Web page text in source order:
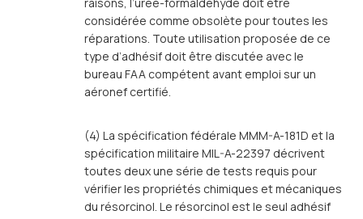
considérée comme obsolète pour toutes les
réparations. Toute utilisation proposée de ce
type d’adhésif doit être discutée avec le
bureau FAA compétent avant emploi sur un
aéronef certifié.
(4) La spécification fédérale MMM-A-181D et la
spécification militaire MIL-A-22397 décrivent
toutes deux une série de tests requis pour
vérifier les propriétés chimiques et mécaniques
du résorcinol. Le résorcinol est le seul adhésif